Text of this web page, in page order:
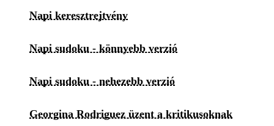
Napi keresztrejtvény
Napi sudoku - könnyebb verzió
Napi sudoku - nehezebb verzió
Georgina Rodriguez üzent a kritikusoknak